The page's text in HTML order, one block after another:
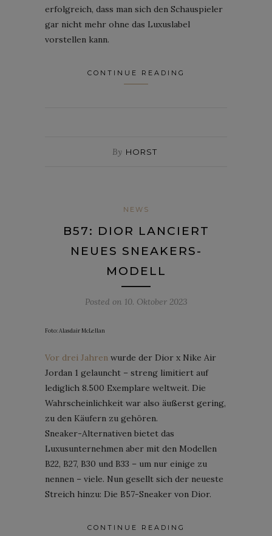
erfolgreich, dass man sich den Schauspieler
gar nicht mehr ohne das Luxuslabel
vorstellen kann.
CONTINUE READING
By HORST
NEWS
B57: DIOR LANCIERT
NEUES SNEAKERS-
MODELL
Posted on 10. Oktober 2023
Foto: Alasdair McLellan
Vor drei Jahren wurde der Dior x Nike Air
Jordan 1 gelauncht – streng limitiert auf
lediglich 8.500 Exemplare weltweit. Die
Wahrscheinlichkeit war also äußerst gering,
zu den Käufern zu gehören.
Sneaker-Alternativen bietet das
Luxusunternehmen aber mit den Modellen
B22, B27, B30 und B33 – um nur einige zu
nennen – viele. Nun gesellt sich der neueste
Streich hinzu: Die B57-Sneaker von Dior.
CONTINUE READING